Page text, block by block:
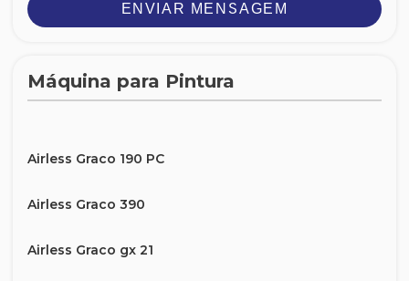
ENVIAR MENSAGEM
Máquina para Pintura
Airless Graco 190 PC
Airless Graco 390
Airless Graco gx 21